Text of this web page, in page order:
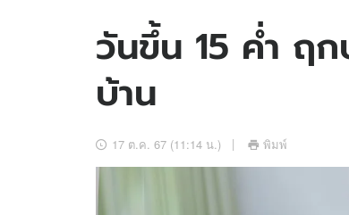
ข่าวบันเทิง
ข่าวกีฬา
ข่าวเศรษฐกิจ
อัปเดตจีน
เช็กข่าวชัวร์
ส
วันขึ้น 15 ค่ำ ฤ
บ้าน
17 ต.ค. 67 (11:14 น.) พิมพ์